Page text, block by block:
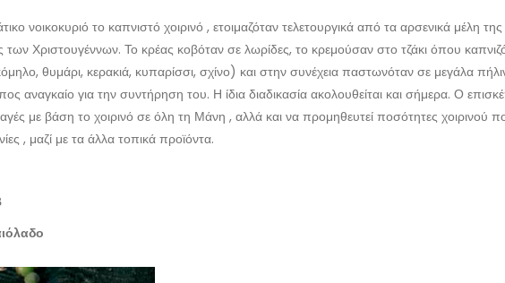
νοικοκυριό το καπνιστό χοιρινό , ετοιμαζόταν τελετουργικά από τα αρσενικά μέλη της
των Χριστουγέννων. Το κρέας κοβόταν σε λωρίδες, το κρεμούσαν στο τζάκι όπου
θυμάρι, κερακιά, κυπαρίσσι, σχίνο) και στην συνέχεια παστωνόταν σε μεγάλα
αναγκαίο για την συντήρηση του. Η ίδια διαδικασία ακολουθείται και σήμερα. Ο
με βάση το χοιρινό σε όλη τη Μάνη , αλλά και να προμηθευτεί ποσότητες χοιρινού
, μαζί με τα άλλα τοπικά προϊόντα.